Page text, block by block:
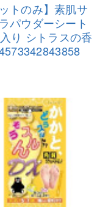
ットのみ】素肌サ
パウダーシート
り シトラスの香